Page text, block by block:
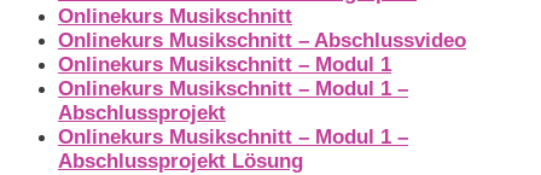
Onlinekurs Musikschnitt
Onlinekurs Musikschnitt – Abschlussvideo
Onlinekurs Musikschnitt – Modul 1
Onlinekurs Musikschnitt – Modul 1 –
Abschlussprojekt
Onlinekurs Musikschnitt – Modul 1 –
Abschlussprojekt Lösung